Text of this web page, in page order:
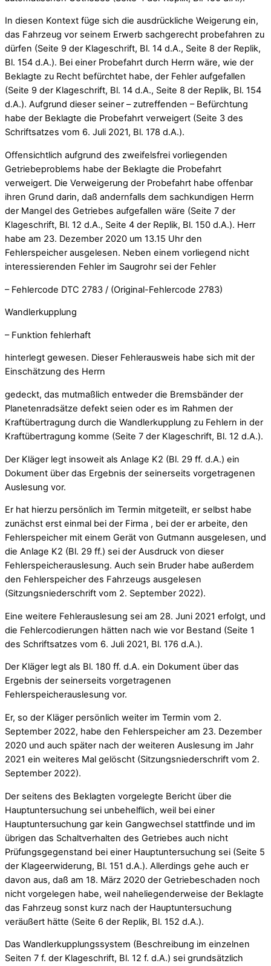
In diesen Kontext füge sich die ausdrückliche Weigerung ein,
das Fahrzeug vor seinem Erwerb sachgerecht probefahren zu
dürfen (Seite 9 der Klageschrift, Bl. 14 d.A., Seite 8 der Replik,
Bl. 154 d.A.). Bei einer Probefahrt durch Herrn wäre, wie der
Beklagte zu Recht befürchtet habe, der Fehler aufgefallen
(Seite 9 der Klageschrift, Bl. 14 d.A., Seite 8 der Replik, Bl. 154
d.A.). Aufgrund dieser seiner – zutreffenden – Befürchtung
habe der Beklagte die Probefahrt verweigert (Seite 3 des
Schriftsatzes vom 6. Juli 2021, Bl. 178 d.A.).
Offensichtlich aufgrund des zweifelsfrei vorliegenden
Getriebeproblems habe der Beklagte die Probefahrt
verweigert. Die Verweigerung der Probefahrt habe offenbar
ihren Grund darin, daß andernfalls dem sachkundigen Herrn
der Mangel des Getriebes aufgefallen wäre (Seite 7 der
Klageschrift, Bl. 12 d.A., Seite 4 der Replik, Bl. 150 d.A.). Herr
habe am 23. Dezember 2020 um 13.15 Uhr den
Fehlerspeicher ausgelesen. Neben einem vorliegend nicht
interessierenden Fehler im Saugrohr sei der Fehler
– Fehlercode DTC 2783 / (Original-Fehlercode 2783)
Wandlerkupplung
– Funktion fehlerhaft
hinterlegt gewesen. Dieser Fehlerausweis habe sich mit der
Einschätzung des Herrn
gedeckt, das mutmaßlich entweder die Bremsbänder der
Planetenradsätze defekt seien oder es im Rahmen der
Kraftübertragung durch die Wandlerkupplung zu Fehlern in der
Kraftübertragung komme (Seite 7 der Klageschrift, Bl. 12 d.A.).
Der Kläger legt insoweit als Anlage K2 (Bl. 29 ff. d.A.) ein
Dokument über das Ergebnis der seinerseits vorgetragenen
Auslesung vor.
Er hat hierzu persönlich im Termin mitgeteilt, er selbst habe
zunächst erst einmal bei der Firma , bei der er arbeite, den
Fehlerspeicher mit einem Gerät von Gutmann ausgelesen, und
die Anlage K2 (Bl. 29 ff.) sei der Ausdruck von dieser
Fehlerspeicherauslesung. Auch sein Bruder habe außerdem
den Fehlerspeicher des Fahrzeugs ausgelesen
(Sitzungsniederschrift vom 2. September 2022).
Eine weitere Fehlerauslesung sei am 28. Juni 2021 erfolgt, und
die Fehlercodierungen hätten nach wie vor Bestand (Seite 1
des Schriftsatzes vom 6. Juli 2021, Bl. 176 d.A.).
Der Kläger legt als Bl. 180 ff. d.A. ein Dokument über das
Ergebnis der seinerseits vorgetragenen
Fehlerspeicherauslesung vor.
Er, so der Kläger persönlich weiter im Termin vom 2.
September 2022, habe den Fehlerspeicher am 23. Dezember
2020 und auch später nach der weiteren Auslesung im Jahr
2021 ein weiteres Mal gelöscht (Sitzungsniederschrift vom 2.
September 2022).
Der seitens des Beklagten vorgelegte Bericht über die
Hauptuntersuchung sei unbehelflich, weil bei einer
Hauptuntersuchung gar kein Gangwechsel stattfinde und im
übrigen das Schaltverhalten des Getriebes auch nicht
Prüfungsgegenstand bei einer Hauptuntersuchung sei (Seite 5
der Klageerwiderung, Bl. 151 d.A.). Allerdings gehe auch er
davon aus, daß am 18. März 2020 der Getriebeschaden noch
nicht vorgelegen habe, weil naheliegenderweise der Beklagte
das Fahrzeug sonst kurz nach der Hauptuntersuchung
veräußert hätte (Seite 6 der Replik, Bl. 152 d.A.).
Das Wandlerkupplungssystem (Beschreibung im einzelnen
Seiten 7 f. der Klageschrift, Bl. 12 f. d.A.) sei grundsätzlich